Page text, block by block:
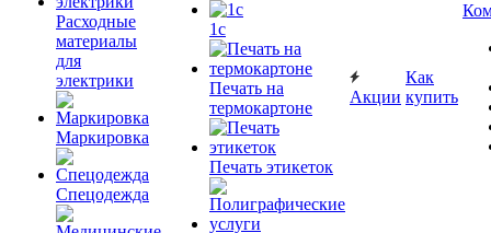
Расходные
материалы
для
электрики
Маркировка
Спецодежда
1c
Печать на
термокартоне
Печать этикеток
Акции
Как
купить